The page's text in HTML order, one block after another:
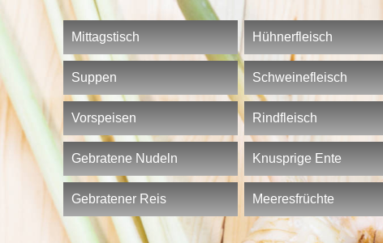
Mittagstisch
Suppen
Vorspeisen
Gebratene Nudeln
Gebratener Reis
Hühnerfleisch
Schweinefleisch
Rindfleisch
Knusprige Ente
Meeresfrüchte